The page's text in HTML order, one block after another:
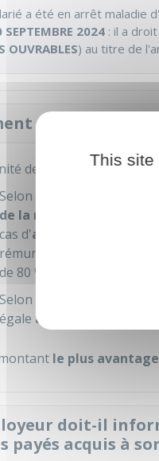
a été en arrêt maladie
SEPTEMBRE 2024 : il a
OUVRABLES) au titre de
est calculée
de congés payés est
Selon la 1
de la rémunération
cas d'arrêt pour
rémunération pendant la
de 80 %
Selon la 2
égale à la rémunération
le plus
doit-il
payés acquis à
This site